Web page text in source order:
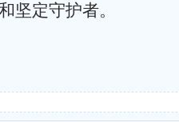
坚定守护者。